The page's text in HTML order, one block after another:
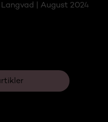
Langvad | August 2024